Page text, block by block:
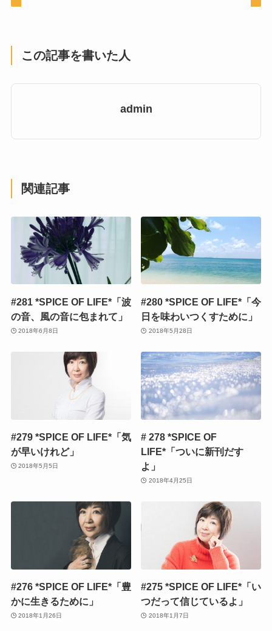
この記事を書いた人
admin
関連記事
#281 *SPICE OF LIFE*「波
の音、風の音に包まれて」
2018年6月8日
#280 *SPICE OF LIFE*「今
日を味わいつくすために」
2018年5月28日
#279 *SPICE OF LIFE*「気
が早いけれど」
2018年5月5日
# 278 *SPICE OF
LIFE*「ついに新刊だす
よ」
2018年4月25日
#276 *SPICE OF LIFE*「豊
かに生きるために」
2018年1月26日
#275 *SPICE OF LIFE*「い
つだって信じているよ」
2018年1月7日